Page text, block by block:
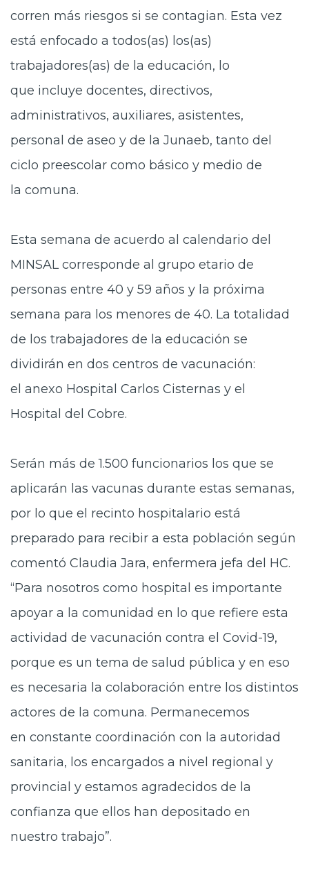
corren más riesgos si se contagian. Esta vez
está enfocado a todos(as) los(as)
trabajadores(as) de la educación, lo
que incluye docentes, directivos,
administrativos, auxiliares, asistentes,
personal de aseo y de la Junaeb, tanto del
ciclo preescolar como básico y medio de
la comuna.
Esta semana de acuerdo al calendario del
MINSAL corresponde al grupo etario de
personas entre 40 y 59 años y la próxima
semana para los menores de 40. La totalidad
de los trabajadores de la educación se
dividirán en dos centros de vacunación:
el anexo Hospital Carlos Cisternas y el
Hospital del Cobre.
Serán más de 1.500 funcionarios los que se
aplicarán las vacunas durante estas semanas,
por lo que el recinto hospitalario está
preparado para recibir a esta población según
comentó Claudia Jara, enfermera jefa del HC.
“Para nosotros como hospital es importante
apoyar a la comunidad en lo que refiere esta
actividad de vacunación contra el Covid-19,
porque es un tema de salud pública y en eso
es necesaria la colaboración entre los distintos
actores de la comuna. Permanecemos
en constante coordinación con la autoridad
sanitaria, los encargados a nivel regional y
provincial y estamos agradecidos de la
confianza que ellos han depositado en
nuestro trabajo”.